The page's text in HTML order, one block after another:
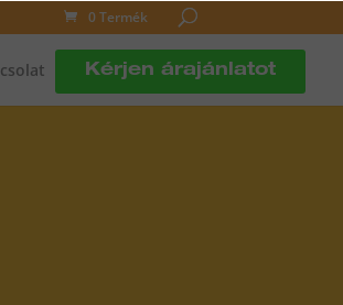
0 Termék
Kérjen árajánlatot